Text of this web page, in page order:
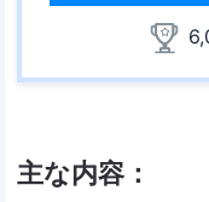
主な内容：